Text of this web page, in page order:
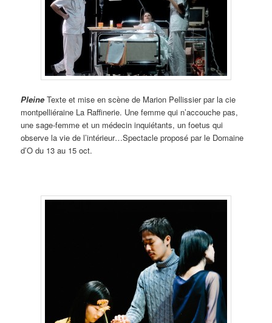
Pleine Texte et mise en scène de Marion Pellissier par la cie
montpelliéraine La Raffinerie. Une femme qui n’accouche pas,
une sage-femme et un médecin inquiétants, un foetus qui
observe la vie de l’intérieur…Spectacle proposé par le Domaine
d’O du 13 au 15 oct.